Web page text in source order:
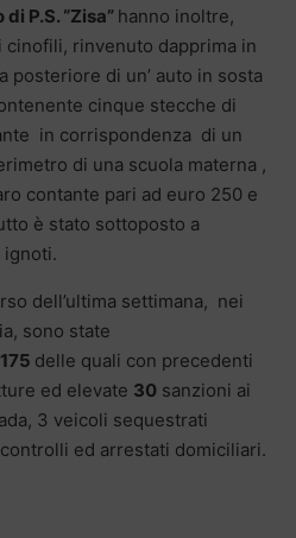
P.S. “Zisa” hanno inoltre,
cinofili, rinvenuto dapprima in
posteriore di un’ auto in sosta
cinque stecche di
in corrispondenza di un
di una scuola materna ,
contante pari ad euro 250 e
è stato sottoposto a
dell’ultima settimana, nei
sono state
175 delle quali con precedenti
ed elevate 30 sanzioni ai
3 veicoli sequestrati
ed arrestati domiciliari.